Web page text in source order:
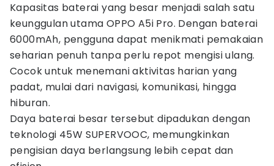
Kapasitas baterai yang besar menjadi salah satu
keunggulan utama OPPO A5i Pro. Dengan baterai
6000mAh, pengguna dapat menikmati pemakaian
seharian penuh tanpa perlu repot mengisi ulang.
Cocok untuk menemani aktivitas harian yang
padat, mulai dari navigasi, komunikasi, hingga
hiburan.
Daya baterai besar tersebut dipadukan dengan
teknologi 45W SUPERVOOC, memungkinkan
pengisian daya berlangsung lebih cepat dan